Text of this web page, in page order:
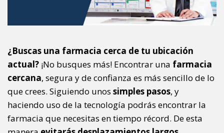
¿Buscas una farmacia cerca de tu ubicación
actual? ¡No busques más! Encontrar una farmacia
cercana, segura y de confianza es más sencillo de lo
que crees. Siguiendo unos simples pasos, y
haciendo uso de la tecnología podrás encontrar la
farmacia que necesitas en tiempo récord. De esta